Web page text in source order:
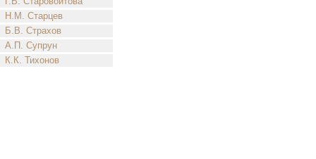
Н.М. Старцев
Б.В. Страхов
А.П. Супрун
К.К. Тихонов